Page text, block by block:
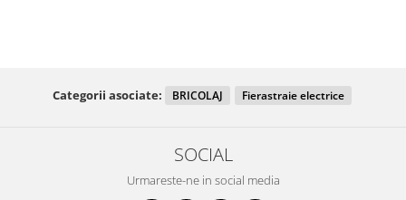
Categorii asociate: BRICOLAJ Fierastraie electrice
SOCIAL
Urmareste-ne in social media